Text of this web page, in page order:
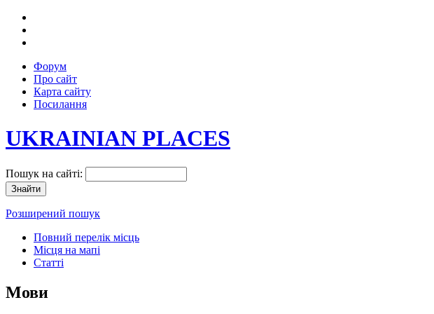
Форум
Про сайт
Карта сайту
Посилання
UKRAINIAN PLACES
Пошук на сайті:
Розширений пошук
Повний перелік місць
Місця на мапі
Статті
Мови